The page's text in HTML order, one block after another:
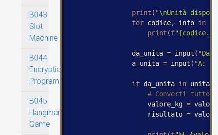
B043
Slot
Machine
B044
Encryption
Program
B045
Hangman
Game
print ( "\nUnità
for codice, info in
print (f
                da_unita
= input ( "Da:
                a_unita
= input ( "A: "
if da_unita in
                    valore_kg
=
                    risultato
=